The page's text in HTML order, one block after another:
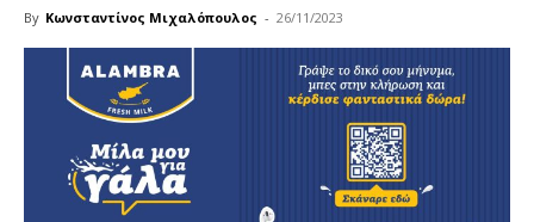
By Κωνσταντίνος Μιχαλόπουλος - 26/11/2023